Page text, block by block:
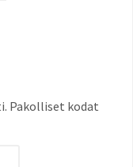
Pakolliset kodat